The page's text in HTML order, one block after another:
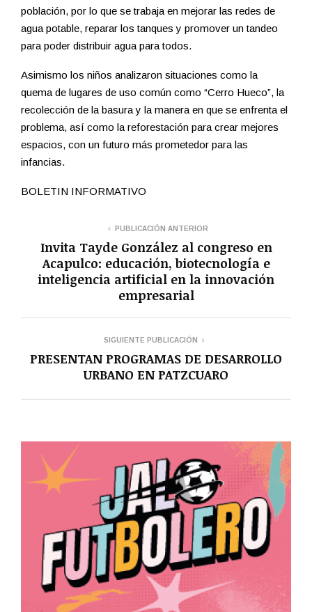
población, por lo que se trabaja en mejorar las redes de
agua potable, reparar los tanques y promover un tandeo
para poder distribuir agua para todos.
Asimismo los niños analizaron situaciones como la
quema de lugares de uso común como “Cerro Hueco”, la
recolección de la basura y la manera en que se enfrenta el
problema, así como la reforestación para crear mejores
espacios, con un futuro más prometedor para las
infancias.
BOLETIN INFORMATIVO
PUBLICACIÓN ANTERIOR
Invita Tayde González al congreso en
Acapulco: educación, biotecnología e
inteligencia artificial en la innovación
empresarial
SIGUIENTE PUBLICACIÓN
PRESENTAN PROGRAMAS DE DESARROLLO
URBANO EN PATZCUARO